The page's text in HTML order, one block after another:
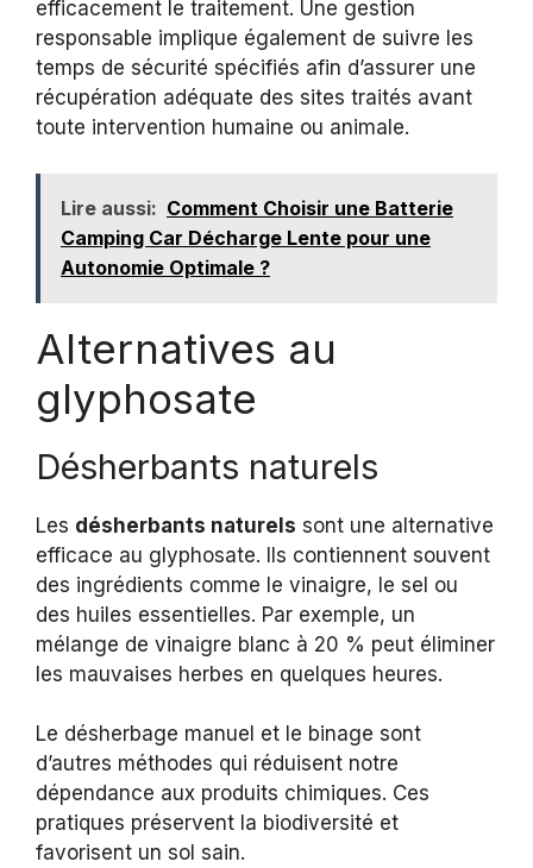
efficacement le traitement. Une gestion
responsable implique également de suivre les
temps de sécurité spécifiés afin d’assurer une
récupération adéquate des sites traités avant
toute intervention humaine ou animale.
Lire aussi: Comment Choisir une Batterie
Camping Car Décharge Lente pour une
Autonomie Optimale ?
Alternatives au
glyphosate
Désherbants naturels
Les désherbants naturels sont une alternative
efficace au glyphosate. Ils contiennent souvent
des ingrédients comme le vinaigre, le sel ou
des huiles essentielles. Par exemple, un
mélange de vinaigre blanc à 20 % peut éliminer
les mauvaises herbes en quelques heures.
Le désherbage manuel et le binage sont
d’autres méthodes qui réduisent notre
dépendance aux produits chimiques. Ces
pratiques préservent la biodiversité et
favorisent un sol sain.